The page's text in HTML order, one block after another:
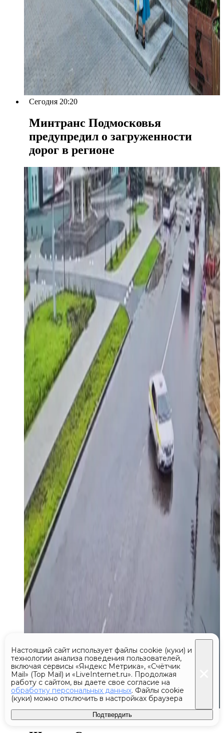
Сегодня 20:20
Минтранс Подмосковья
предупредил о загруженности
дорог в регионе
Настоящий сайт использует файлы cookie (куки) и
технологии анализа поведения пользователей,
включая сервисы «Яндекс Метрика», «Счётчик
Mail» (Top Mail) и «LiveInternet.ru». Продолжая
работу с сайтом, вы даете свое согласие на
обработку персональных данных. Файлы cookie
(куки) можно отключить в настройках браузера
Подтвердить